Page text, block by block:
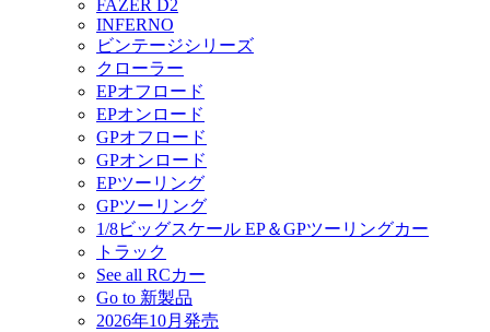
FAZER D2
INFERNO
ビンテージシリーズ
クローラー
EPオフロード
EPオンロード
GPオフロード
GPオンロード
EPツーリング
GPツーリング
1/8ビッグスケール EP＆GPツーリングカー
トラック
See all RCカー
Go to 新製品
2026年10月発売